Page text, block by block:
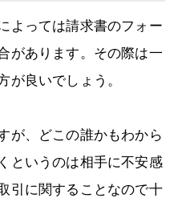
よっては請求書のフォー
があります。その際は一
が良いでしょう。
が、どこの誰かもわから
というのは相手に不安感
引に関することなので十